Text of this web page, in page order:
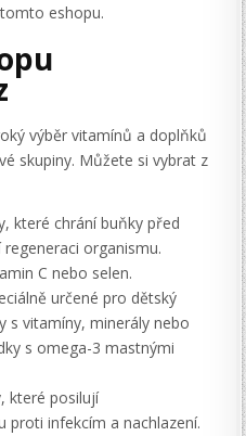
eshopu.
výběr vitamínů a doplňků
skupiny. Můžete si vybrat z
které chrání buňky před
organismu.
C nebo selen.
určené pro dětský
s vitamíny, minerály nebo
s omega-3 mastnými
které posilují
proti infekcím a nachlazení.